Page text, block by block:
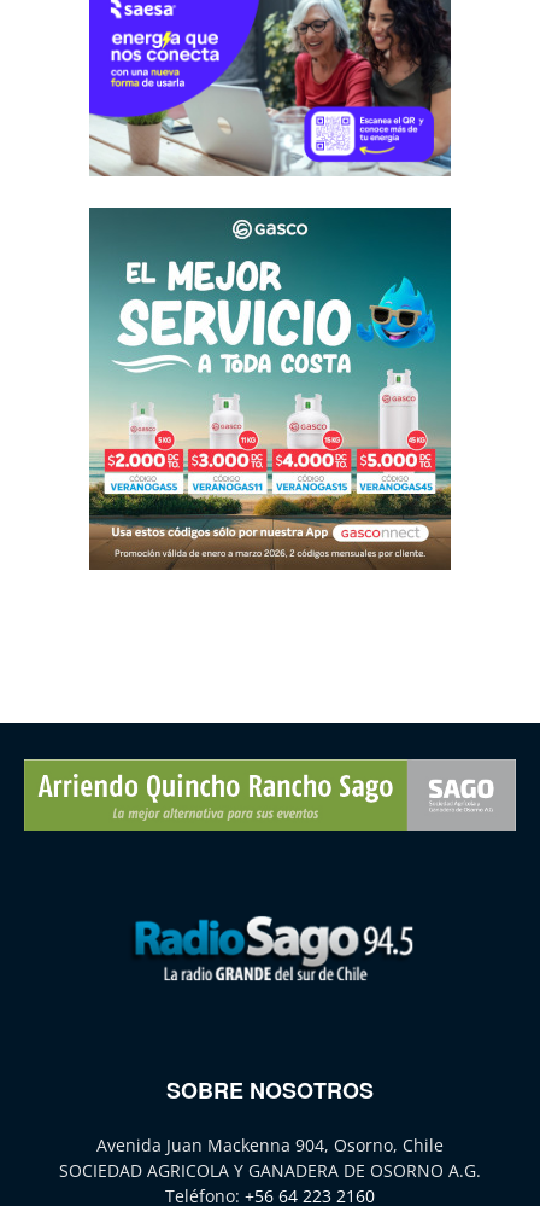
SOBRE NOSOTROS
Avenida Juan Mackenna 904, Osorno, Chile
SOCIEDAD AGRICOLA Y GANADERA DE OSORNO A.G.
Teléfono: +56 64 223 2160